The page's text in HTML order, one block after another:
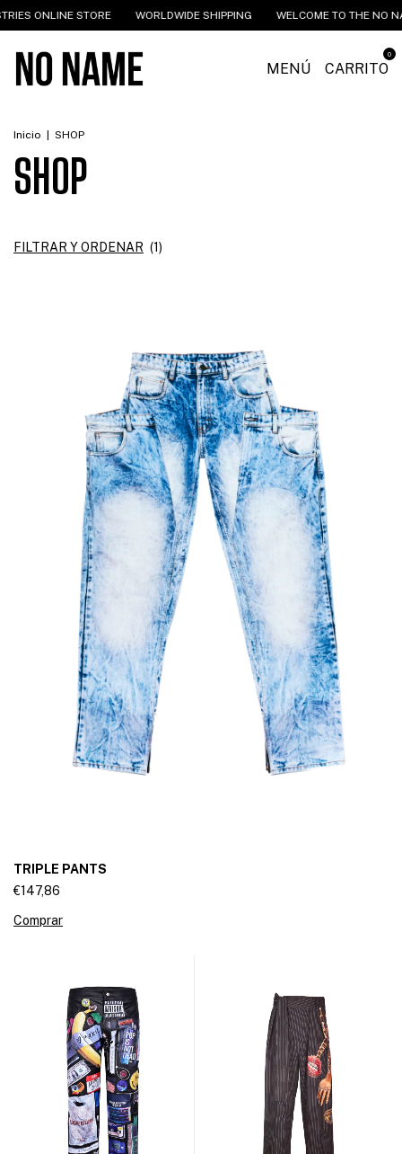
ONLINE STORE WORLDWIDE SHIPPING WELCOME TO THE NO
MENÚ CARRITO
0
Inicio SHOP
SHOP
FILTRAR Y ORDENAR (1)
TRIPLE PANTS
€147,86
Comprar